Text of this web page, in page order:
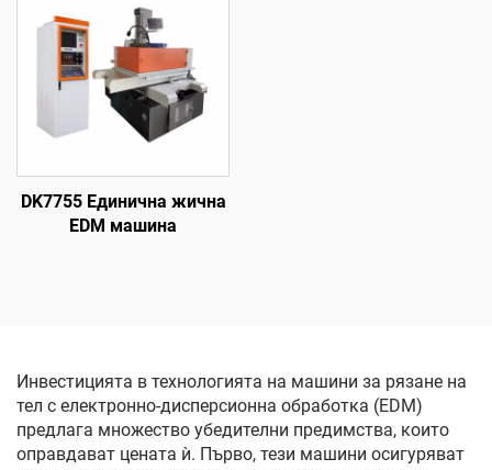
DK7755 Единична жична
EDM машина
Инвестицията в технологията на машини за рязане на
тел с електронно-дисперсионна обработка (EDM)
предлага множество убедителни предимства, които
оправдават цената ѝ. Първо, тези машини осигуряват